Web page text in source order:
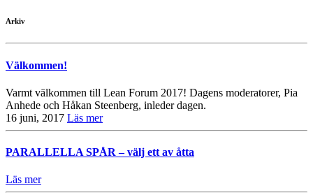
Arkiv
Välkommen!
Varmt välkommen till Lean Forum 2017! Dagens moderatorer, Pia
Anhede och Håkan Steenberg, inleder dagen.
16 juni, 2017 Läs mer
PARALLELLA SPÅR – välj ett av åtta
Läs mer